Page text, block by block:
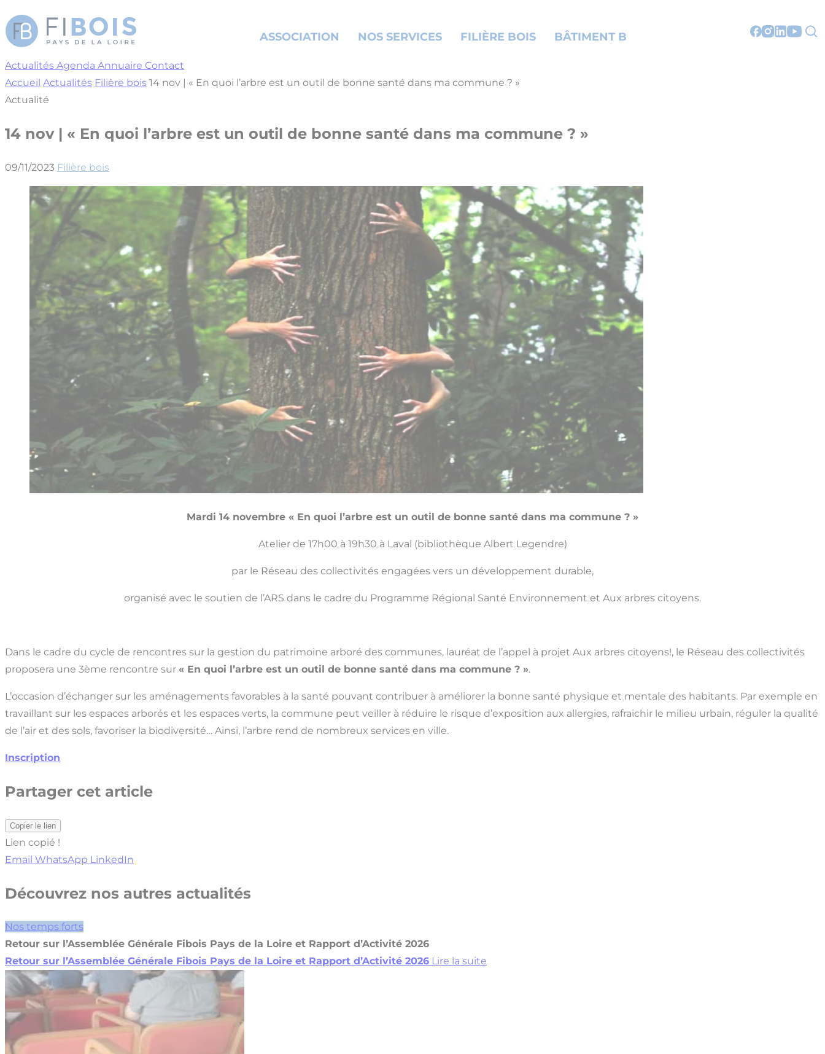
ASSOCIATION NOS SERVICES FILIÈRE BOIS BÂTIMENT B
Actualités Agenda Annuaire Contact
Accueil Actualités Filière bois 14 nov | « En quoi l’arbre est un outil de bonne santé dans ma commune ? »
Actualité
14 nov | « En quoi l’arbre est un outil de bonne santé dans ma commune ? »
09/11/2023 Filière bois
Mardi 14 novembre « En quoi l’arbre est un outil de bonne santé dans ma commune ? »
Atelier de 17h00 à 19h30 à Laval (bibliothèque Albert Legendre)
par le Réseau des collectivités engagées vers un développement durable,
organisé avec le soutien de l’ARS dans le cadre du Programme Régional Santé Environnement et Aux arbres citoyens.
Dans le cadre du cycle de rencontres sur la gestion du patrimoine arboré des communes, lauréat de l’appel à projet Aux arbres citoyens!, le Réseau des collectivités
proposera une 3ème rencontre sur « En quoi l’arbre est un outil de bonne santé dans ma commune ? ».
L’occasion d’échanger sur les aménagements favorables à la santé pouvant contribuer à améliorer la bonne santé physique et mentale des habitants. Par exemple en
travaillant sur les espaces arborés et les espaces verts, la commune peut veiller à réduire le risque d’exposition aux allergies, rafraichir le milieu urbain, réguler la qualité
de l’air et des sols, favoriser la biodiversité… Ainsi, l’arbre rend de nombreux services en ville.
Inscription
Partager cet article
Copier le lien
Lien copié !
Email WhatsApp LinkedIn
Découvrez nos autres actualités
Nos temps forts
Retour sur l’Assemblée Générale Fibois Pays de la Loire et Rapport d’Activité 2026
Retour sur l’Assemblée Générale Fibois Pays de la Loire et Rapport d’Activité 2026 Lire la suite